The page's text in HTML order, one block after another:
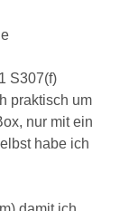
S307(f)
praktisch um
nur mit ein
habe ich